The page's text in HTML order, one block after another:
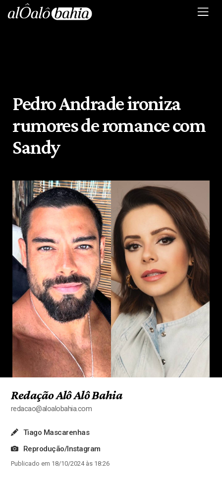
Pedro Andrade ironiza
rumores de romance com
Sandy
Redação Alô Alô Bahia
redacao@aloalobahia.com
Tiago Mascarenhas
Reprodução/Instagram
Publicado em 18/10/2024 às 18:26